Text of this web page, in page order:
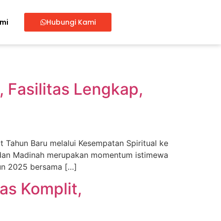
Hubungi Kami
Fasilitas Lengkap,
Baru melalui Kesempatan Spiritual ke
Madinah merupakan momentum istimewa
2025 bersama […]
Komplit,